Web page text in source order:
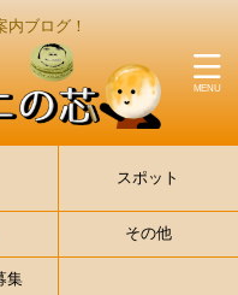
内ブログ！
スポット
その他
集